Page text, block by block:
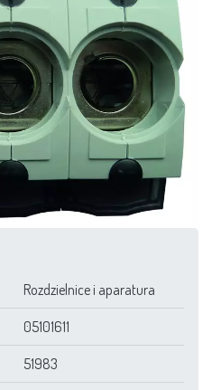
Rozdzielnice i aparatura
05101611
51983